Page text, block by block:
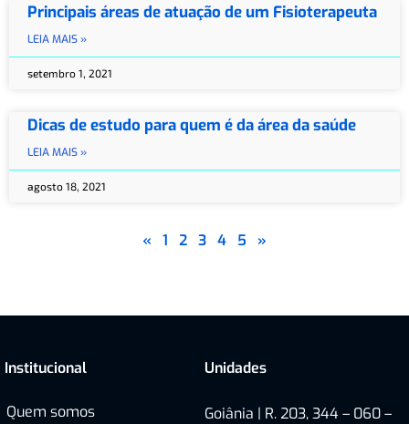
Principais áreas de atuação de um Fisioterapeuta
LEIA MAIS »
setembro 1, 2021
Dicas de estudo para quem é da área da saúde
LEIA MAIS »
agosto 18, 2021
« 1 2 3 4 5 »
Institucional
Quem somos
Unidades
Goiânia | R. 203, 344 – 060 –